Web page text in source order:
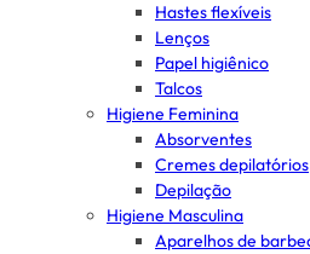
Hastes flexíveis
Lenços
Papel higiênico
Talcos
Higiene Feminina
Absorventes
Cremes depilatórios
Depilação
Higiene Masculina
Aparelhos de